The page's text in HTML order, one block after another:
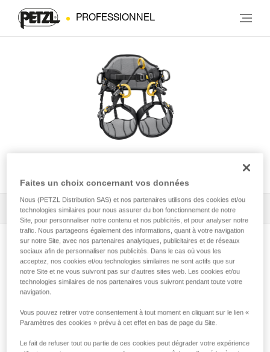
PROFESSIONNEL
Tous les conseils techniques 1 Filtrer
Installation du ZIGZAG en SRS pour l’accès
et le travail dans l’arbre
Faites un choix concernant vos données
Nous (PETZL Distribution SAS) et nos partenaires utilisons des cookies et/ou
technologies similaires pour nous assurer du bon fonctionnement de notre
Site, pour personnaliser notre contenu et nos publicités, et pour analyser notre
trafic. Nous partageons également des informations, quant à votre navigation
sur notre Site, avec nos partenaires analytiques, publicitaires et de réseaux
sociaux afin de personnaliser nos publicités. Dans le cas où vous les
acceptez, nos cookies et/ou technologies similaires ne sont actifs que sur
notre Site et ne vous suivront pas sur d’autres sites web. Les cookies et/ou
technologies similaires de nos partenaires vous suivront pendant toute votre
navigation.
Vous pouvez retirer votre consentement à tout moment en cliquant sur le lien «
Paramètres des cookies » prévu à cet effet en bas de page du Site.
Le fait de refuser tout ou partie de ces cookies peut dégrader votre expérience